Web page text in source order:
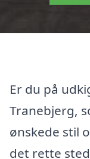
Er du på
Tranebjerg,
ønskede stil
det rette